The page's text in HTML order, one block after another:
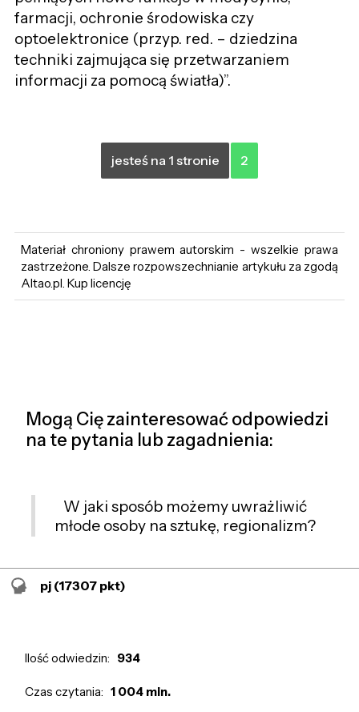
farmacji, ochronie środowiska czy
optoelektronice (przyp. red. – dziedzina
techniki zajmująca się przetwarzaniem
informacji za pomocą światła)”.
jesteś na 1 stronie 2
Materiał chroniony prawem autorskim - wszelkie prawa
zastrzeżone. Dalsze rozpowszechnianie artykułu za zgodą
Altao.pl. Kup licencję
Mogą Cię zainteresować odpowiedzi
na te pytania lub zagadnienia:
W jaki sposób możemy uwrażliwić
młode osoby na sztukę, regionalizm?
pj (17307 pkt)
Ilość odwiedzin: 934
Czas czytania: 1 004 min.